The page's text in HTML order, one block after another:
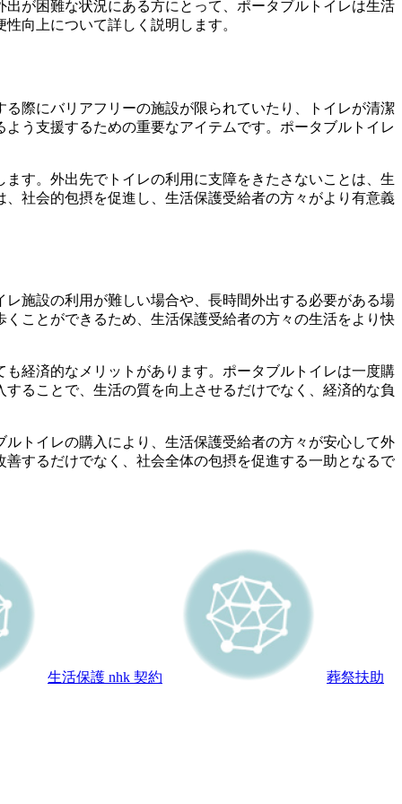
が困難な状況にある方にとって、ポータブルトイレは生活
向上について詳しく説明します。
際にバリアフリーの施設が限られていたり、トイレが清潔
う支援するための重要なアイテムです。ポータブルトイレ
す。外出先でトイレの利用に支障をきたさないことは、生
社会的包摂を促進し、生活保護受給者の方々がより有意義
施設の利用が難しい場合や、長時間外出する必要がある場
ことができるため、生活保護受給者の方々の生活をより快
経済的なメリットがあります。ポータブルトイレは一度購
ることで、生活の質を向上させるだけでなく、経済的な負
トイレの購入により、生活保護受給者の方々が安心して外
するだけでなく、社会全体の包摂を促進する一助となるで
生活保護 nhk 契約 葬祭扶助